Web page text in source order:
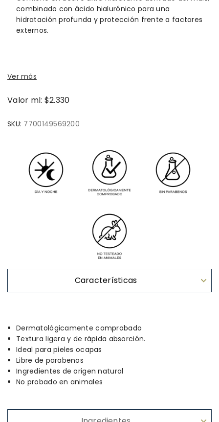
combinado con ácido hialurónico para una
hidratación profunda y protección frente a factores
externos.
Ver más
Valor ml: $2.330
SKU: 7700149569200
Características
Dermatológicamente comprobado
Textura ligera y de rápida absorción.
Ideal para pieles ocapas
Libre de parabenos
Ingredientes de origen natural
No probado en animales